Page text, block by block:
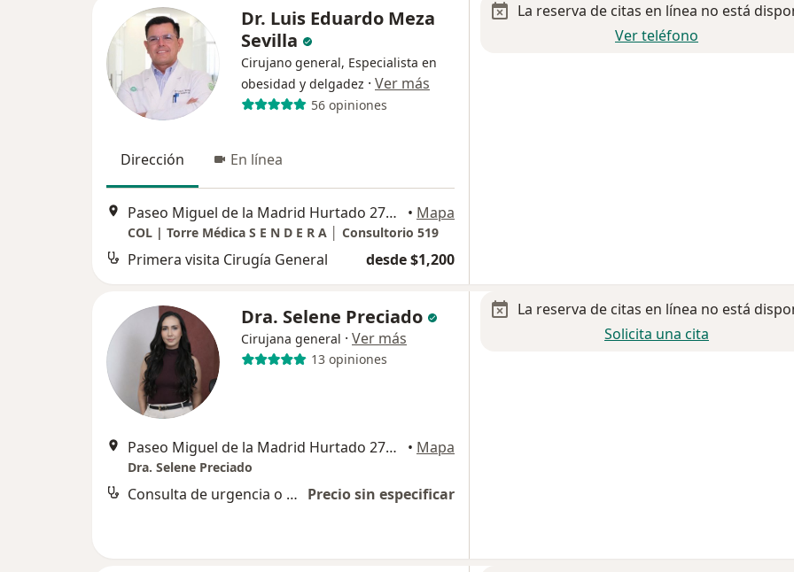
Dr. Luis Eduardo Meza
Sevilla
Cirujano general, Especialista en
obesidad y delgadez · Ver más
56 opiniones
Dirección En línea
Paseo Miguel de la Madrid Hurtado 271, Villa de Alvarez • Mapa
COL | Torre Médica S E N D E R A │ Consultorio 519
Primera visita Cirugía General desde $1,200
La reserva de citas en línea no está
Ver teléfono
Dra. Selene Preciado
Cirujana general · Ver más
13 opiniones
Paseo Miguel de la Madrid Hurtado 271, Villa de Alvarez • Mapa
Dra. Selene Preciado
Consulta de urgencia o nocturna Precio sin especificar
La reserva de citas en línea no está
Solicita una cita